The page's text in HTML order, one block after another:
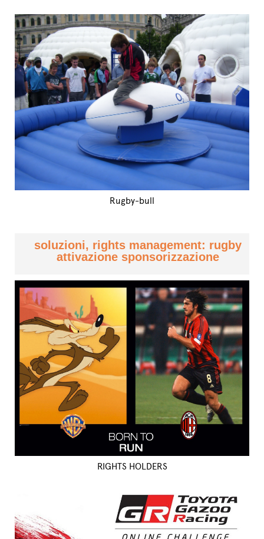
Rugby-bull
soluzioni, rights management: rugby
attivazione sponsorizzazione
RIGHTS HOLDERS